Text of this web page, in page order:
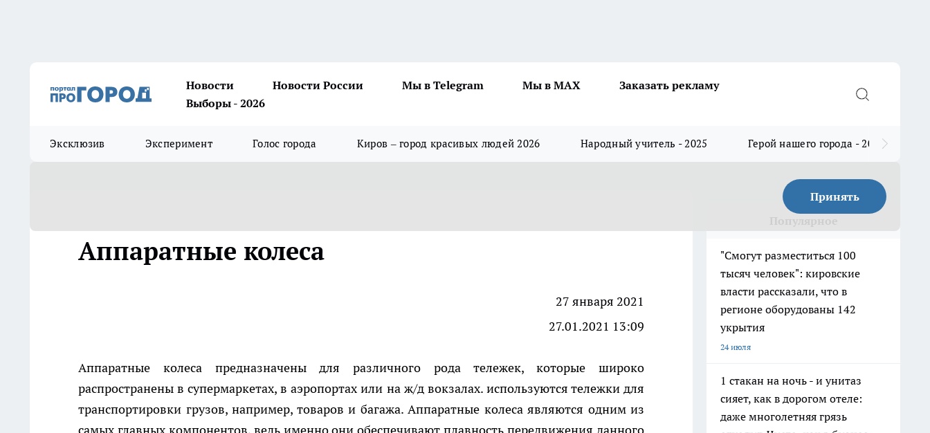
Новости Новости России Мы в Telegram Мы в MAX
Заказать рекламу
Выборы - 2026
Эксклюзив Эксперимент Голос города Киров – город красивых людей 2026 Народный учитель - 2025 Герой нашего города - 2025
Принять
Аппаратные колеса
27 января 2021
27.01.2021 13:09
Аппаратные колеса предназначены для различного рода тележек, которые широко
распространены в супермаркетах, в аэропортах или на ж/д вокзалах. используются тележки для
транспортировки грузов, например, товаров и багажа. Аппаратные колеса являются одним из
"Смогут разместиться 100
тысяч человек": кировские
власти рассказали, что в
регионе оборудованы 142
укрытия
24 июля
1 стакан на ночь - и унитаз
сияет, как в дорогом отеле:
даже многолетняя грязь